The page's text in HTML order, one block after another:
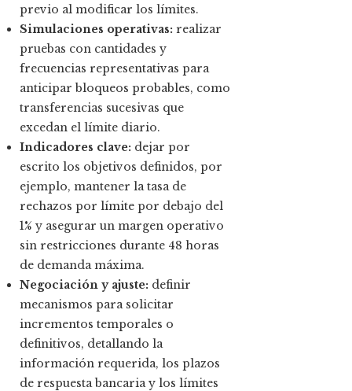
previo al modificar los límites.
Simulaciones operativas: realizar
pruebas con cantidades y
frecuencias representativas para
anticipar bloqueos probables, como
transferencias sucesivas que
excedan el límite diario.
Indicadores clave: dejar por
escrito los objetivos definidos, por
ejemplo, mantener la tasa de
rechazos por límite por debajo del
1% y asegurar un margen operativo
sin restricciones durante 48 horas
de demanda máxima.
Negociación y ajuste: definir
mecanismos para solicitar
incrementos temporales o
definitivos, detallando la
información requerida, los plazos
de respuesta bancaria y los límites